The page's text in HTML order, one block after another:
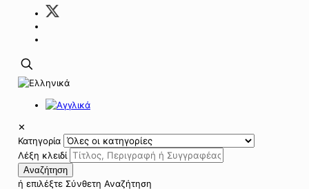
✕
Κατηγορία
Λέξη κλειδί
Αναζήτηση
ή επιλέξτε Σύνθετη Αναζήτηση